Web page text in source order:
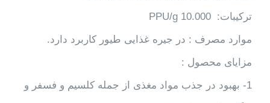
تركيبات: PPU/g 10.000
موارد مصرف : در جیره غذایی طیور کاربرد دارد.
مزایای محصول :
1- بهبود در جذب مواد مغذی از جمله کلسیم و فسفر و